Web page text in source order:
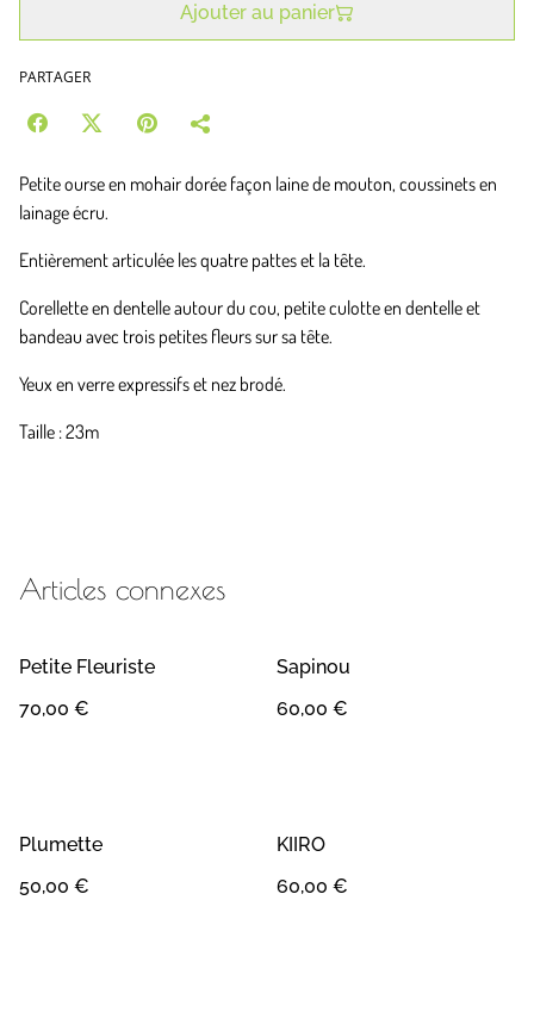
Ajouter au panier
PARTAGER
Petite ourse en mohair dorée façon laine de mouton, coussinets en
lainage écru.
Entièrement articulée les quatre pattes et la tête.
Corellette en dentelle autour du cou, petite culotte en dentelle et
bandeau avec trois petites fleurs sur sa tête.
Yeux en verre expressifs et nez brodé.
Taille : 23m
Articles connexes
Petite Fleuriste
70,00 €
Sapinou
60,00 €
Plumette
50,00 €
KIIRO
60,00 €